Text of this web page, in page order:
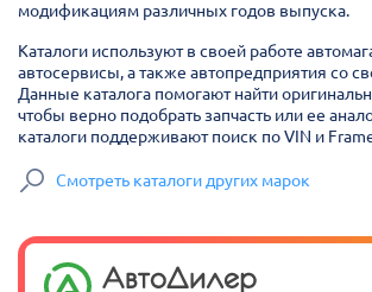
модификациям различных годов выпуска.
Каталоги используют в своей работе
автосервисы, а также автопредприятия со
Данные каталога помогают найти
чтобы верно подобрать запчасть или ее
каталоги поддерживают поиск по VIN и
Смотреть каталоги других марок